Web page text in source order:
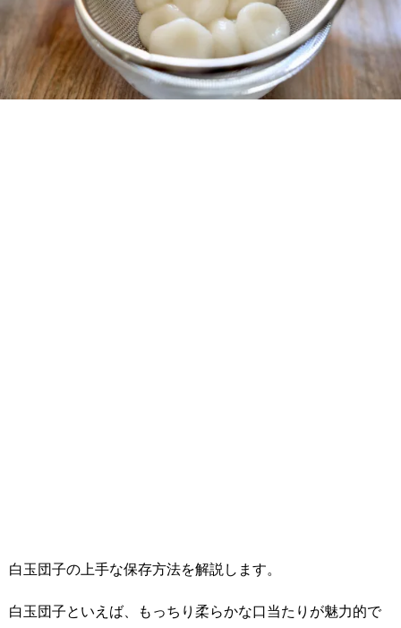
白玉団子の上手な保存方法を解説します。
白玉団子といえば、もっちり柔らかな口当たりが魅力的で